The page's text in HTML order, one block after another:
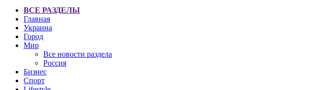
ВСЕ РАЗДЕЛЫ
Главная
Украина
Город
Мир
Все новости раздела
Россия
Бизнес
Спорт